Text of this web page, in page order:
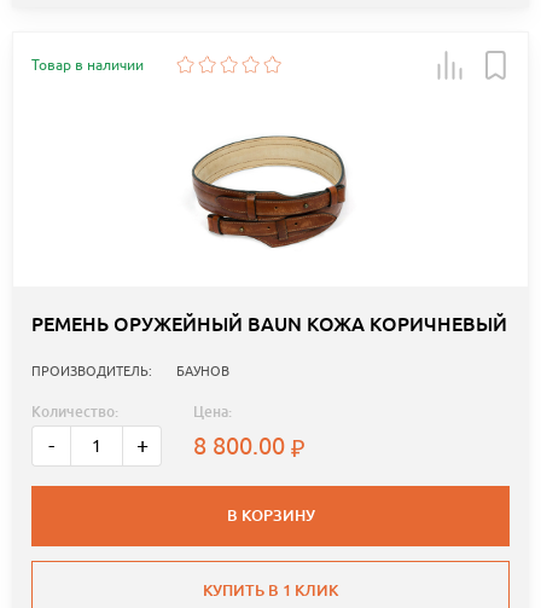
Товар в наличии
РЕМЕНЬ ОРУЖЕЙНЫЙ BAUN КОЖА КОРИЧНЕВЫЙ
ПРОИЗВОДИТЕЛЬ: БАУНОВ
Количество:
- +
Цена:
8 800.00
В КОРЗИНУ
КУПИТЬ В 1 КЛИК